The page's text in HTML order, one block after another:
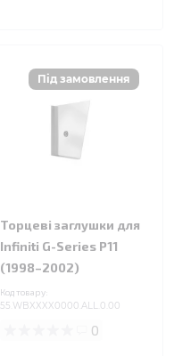
Торцеві заглушки для
Infiniti G-Series P11
(1998–2002)
Код товару:
55.WBXXXX0000.ALL.0.00
0